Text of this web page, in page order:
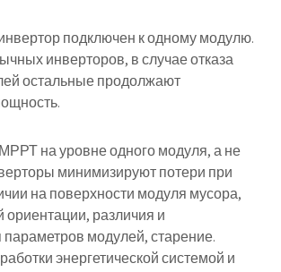
подключен к одному модулю.
инверторов, в случае отказа
остальные продолжают
на уровне одного модуля, а не
минимизируют потери при
на поверхности модуля мусора,
ориентации, различия и
параметров модулей, старение.
энергетической системой и